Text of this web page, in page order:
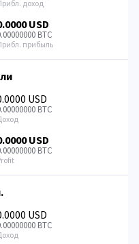
USD
BTC
USD
BTC
USD
BTC
USD
BTC